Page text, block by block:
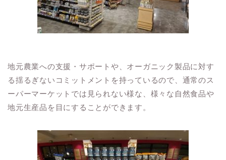
地元農業への支援・サポートや、オーガニック製品に対す
る揺るぎないコミットメントを持っているので、通常のス
ーパーマーケットでは見られない様な、様々な自然食品や
地元生産品を目にすることができます。